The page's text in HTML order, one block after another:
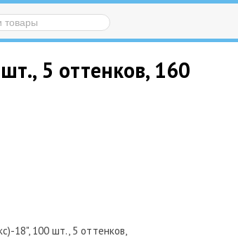
5 оттенков, 160
18", 100 шт., 5 оттенков,